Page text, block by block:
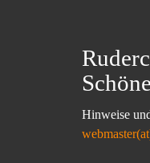
Hinweise